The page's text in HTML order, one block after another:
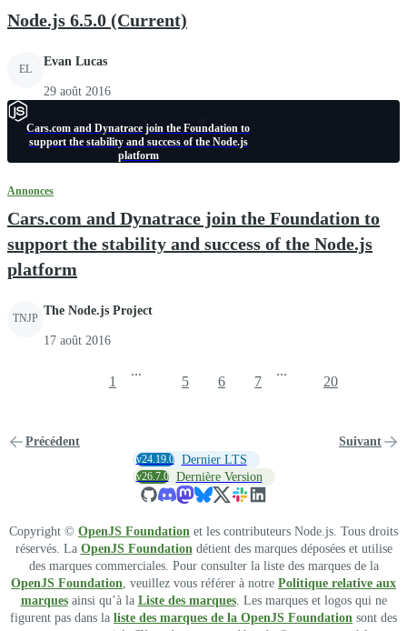
Node.js 6.5.0 (Current)
EL
Evan Lucas
29 août 2016
Cars.com and Dynatrace join the Foundation to
support the stability and success of the Node.js
platform
Annonces
Cars.com and Dynatrace join the Foundation to
support the stability and success of the Node.js
platform
TNJP
The Node.js Project
17 août 2016
Précédent
1
...
5 6 7
...
20
Suivant
v24.19.0 Dernier LTS
v26.7.0 Dernière Version
Copyright © OpenJS Foundation et les contributeurs Node.js. Tous droits
réservés. La OpenJS Foundation détient des marques déposées et utilise
des marques commerciales. Pour consulter la liste des marques de la
OpenJS Foundation , veuillez vous référer à notre Politique relative aux
marquesainsi qu’à la Liste des marques. Les marques et logos qui ne
figurent pas dans la liste des marques de la OpenJS Foundation sont des